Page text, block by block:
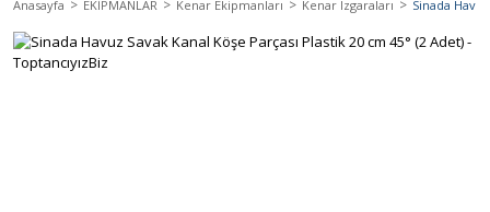
Anasayfa EKİPMANLAR Kenar Ekipmanları Kenar Izgaraları Sinada